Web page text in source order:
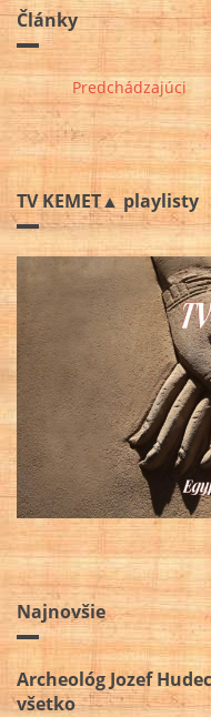
Články
Predchádzajúci
TV KEMET▲ playlisty
Najnovšie
Archeológ Jozef
všetko